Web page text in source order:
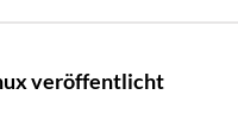
veröffentlicht